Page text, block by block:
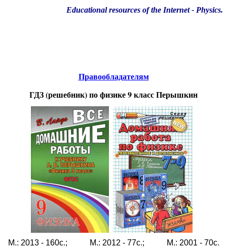
Educational resources of the Internet- Physics.
Правообладателям
ГДЗ (решебник) по физике 9 класс Перышкин
М.: 2013 - 160с.; М.: 2012 - 77с.; М.: 2001 - 70с.